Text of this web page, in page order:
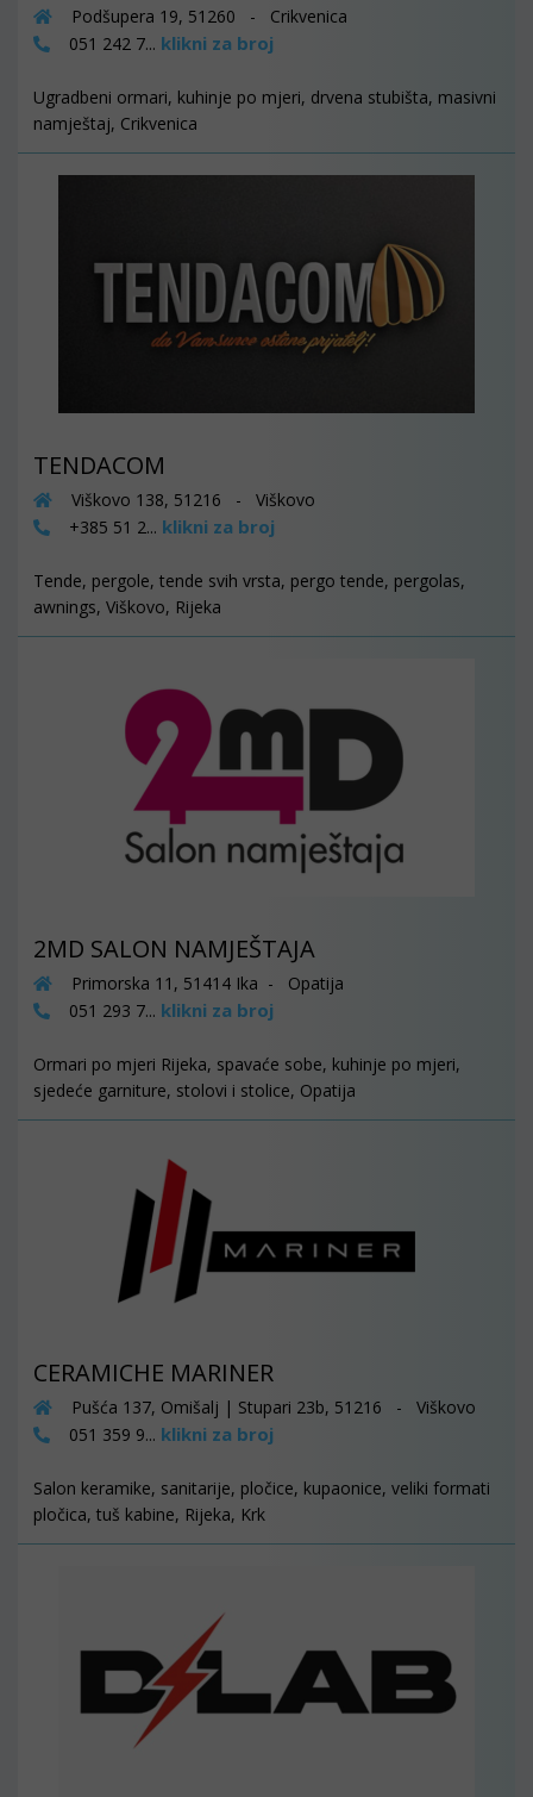
Podšupera 19, 51260 - Crikvenica
051 242 7... klikni za broj
Ugradbeni ormari, kuhinje po mjeri, drvena stubišta, masivni
namještaj, Crikvenica
TENDACOM
Viškovo 138, 51216 - Viškovo
+385 51 2... klikni za broj
Tende, pergole, tende svih vrsta, pergo tende, pergolas,
awnings, Viškovo, Rijeka
2MD SALON NAMJEŠTAJA
Primorska 11, 51414 Ika - Opatija
051 293 7... klikni za broj
Ormari po mjeri Rijeka, spavaće sobe, kuhinje po mjeri,
sjedeće garniture, stolovi i stolice, Opatija
CERAMICHE MARINER
Pušća 137, Omišalj | Stupari 23b, 51216 - Viškovo
051 359 9... klikni za broj
Salon keramike, sanitarije, pločice, kupaonice, veliki formati
pločica, tuš kabine, Rijeka, Krk